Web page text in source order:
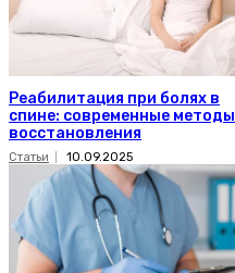
Реабилитация при болях в
спине: современные методы
восстановления
Статьи 10.09.2025